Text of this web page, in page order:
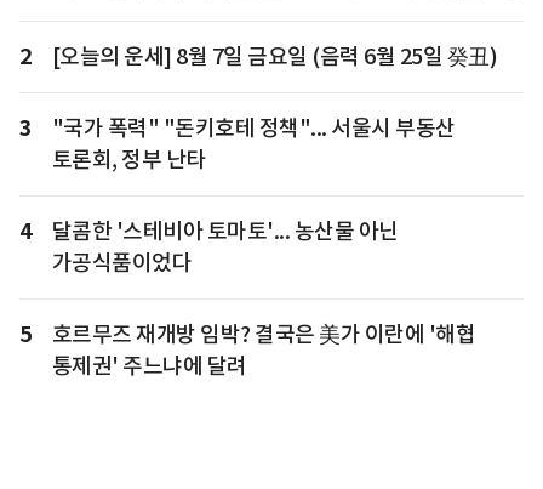
2 [오늘의 운세] 8월 7일 금요일 (음력 6월 25일 癸丑)
3
"국가 폭력" "돈키호테 정책"... 서울시 부동산
토론회, 정부 난타
4
달콤한 '스테비아 토마토'... 농산물 아닌
가공식품이었다
5
호르무즈 재개방 임박? 결국은 美가 이란에 '해협
통제권' 주느냐에 달려